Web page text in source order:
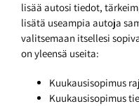
lisää autosi tiedot,
lisätä useampia autoja
valitsemaan itsellesi
on yleensä useita:
Kuukausisopimus
Kuukausisopimus